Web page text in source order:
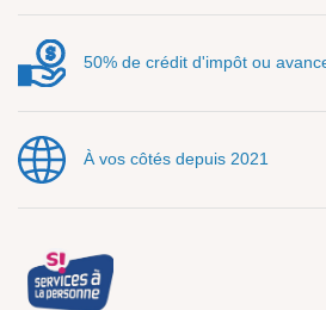
50% de crédit d'impôt ou
À vos côtés depuis 2021